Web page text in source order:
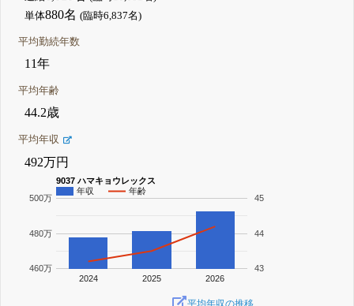
単体880名(臨時6,837名)
平均勤続年数
11年
平均年齢
44.2歳
平均年収
492万円
9037 ハマキョウレックス
年収
年齢
2024 2025 2026
460万
480万
500万
43
44
45
平均年収の推移